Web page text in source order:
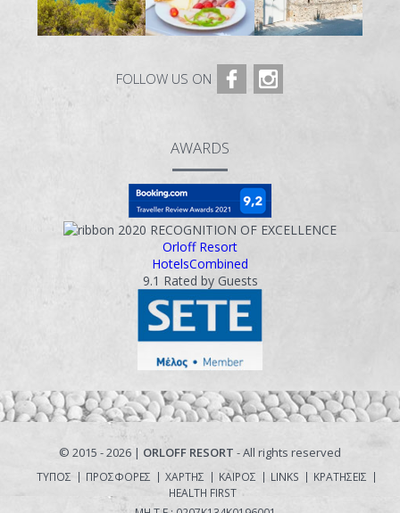
FOLLOW US ON
AWARDS
2020 RECOGNITION OF EXCELLENCE
Orloff Resort
HotelsCombined
9.1 Rated by Guests
© 2015 - 2026 | ORLOFF RESORT - All rights reserved
ΤΥΠΟΣ ΠΡΟΣΦΟΡΕΣ ΧΑΡΤΗΣ ΚΑΙΡΟΣ LINKS
ΚΡΑΤΗΣΕΙΣ
HEALTH FIRST